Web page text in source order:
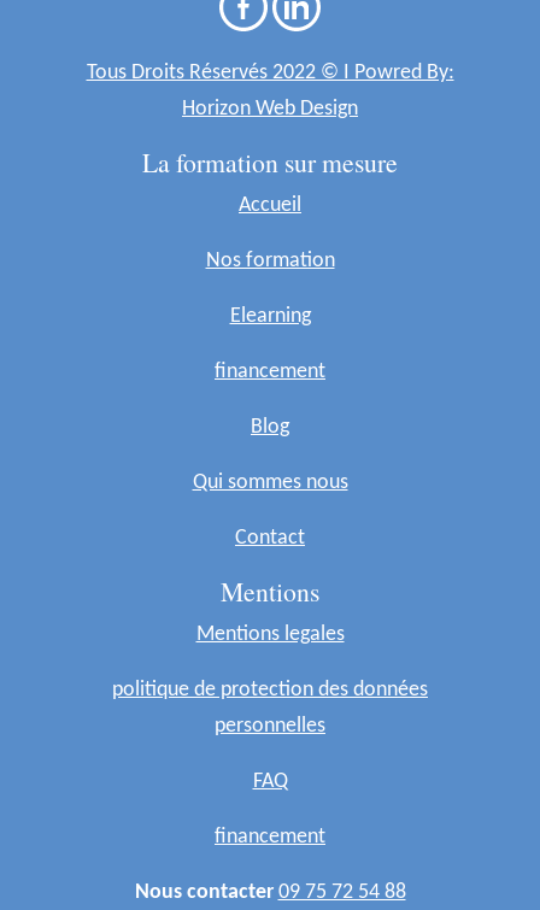
Tous Droits Réservés 2022 © I Powred By:
Horizon Web Design
La formation sur mesure
Accueil
Nos formation
Elearning
financement
Blog
Qui sommes nous
Contact
Mentions
Mentions legales
politique de protection des données
personnelles
FAQ
financement
Nous contacter 09 75 72 54 88